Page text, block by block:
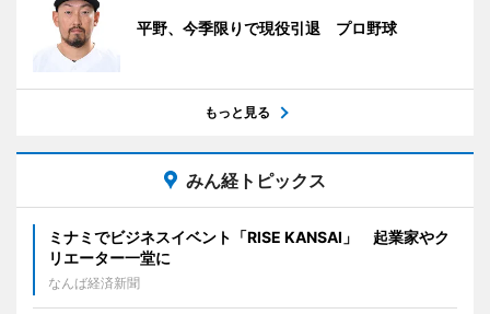
平野、今季限りで現役引退 プロ野球
もっと見る
みん経トピックス
ミナミでビジネスイベント「RISE KANSAI」 起業家やク
リエーター一堂に
なんば経済新聞